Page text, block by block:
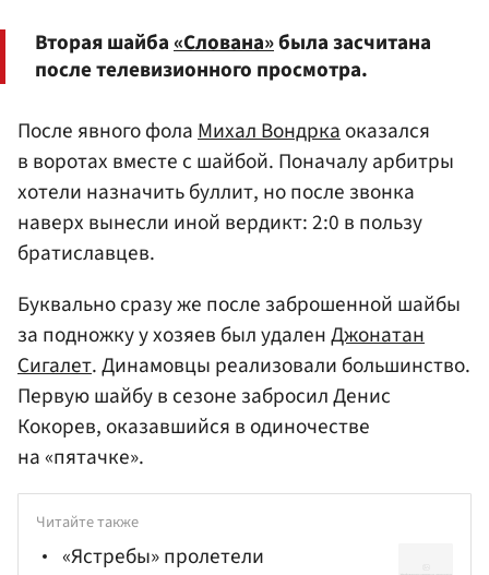
Вторая шайба«Слована»была засчитана
после телевизионного просмотра.
После явного фолаМихал Вондркаоказался
в воротах вместе с шайбой. Поначалу арбитры
хотели назначить буллит, но после звонка
наверх вынесли иной вердикт: 2:0 в пользу
братиславцев.
Буквально сразу же после заброшенной шайбы
за подножку у хозяев был удаленДжонатан
Сигалет. Динамовцы реализовали большинство.
Первую шайбу в сезоне забросил Денис
Кокорев, оказавшийся в одиночестве
на «пятачке».
Читайте также
«Ястребы» пролетели